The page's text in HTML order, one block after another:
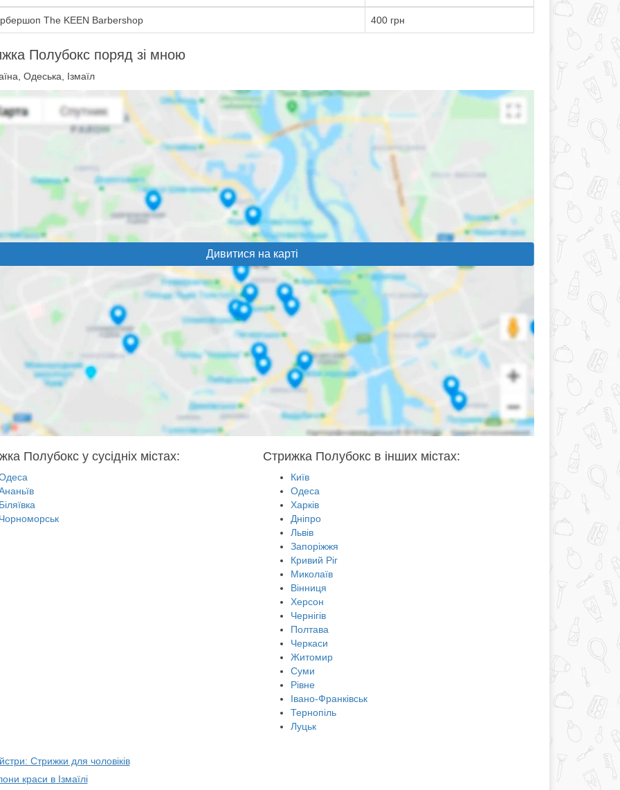
The KEEN Barbershop 400 грн
Полубокс поряд зі мною
Одеська, Ізмаїл
Дивитися на карті
Полубокс у сусідніх містах: Стрижка Полубокс в інших містах:
Київ
Одеса
Харків
Дніпро
Львів
Запоріжжя
Кривий Ріг
Миколаїв
Вінниця
Херсон
Чернігів
Полтава
Черкаси
Житомир
Суми
Рівне
Івано-Франківськ
Тернопіль
Луцьк
Стрижки для чоловіків
краси в Ізмаїлі